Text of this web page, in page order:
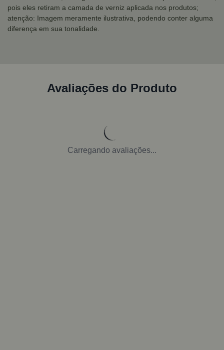
pois eles retiram a camada de verniz aplicada nos produtos;
atenção: Imagem meramente ilustrativa, podendo conter alguma
diferença em sua tonalidade.
Avaliações do Produto
Carregando avaliações...